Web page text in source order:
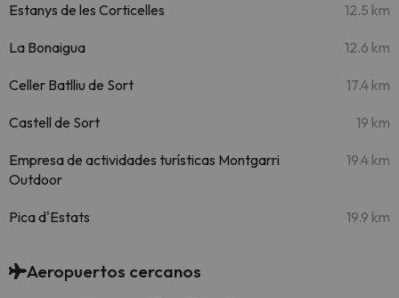
Estanys de les Corticelles 12.5 km
La Bonaigua 12.6 km
Celler Batlliu de Sort 17.4 km
Castell de Sort 19 km
Empresa de actividades turísticas Montgarri
Outdoor
19.4 km
Pica d'Estats 19.9 km
Aeropuertos cercanos